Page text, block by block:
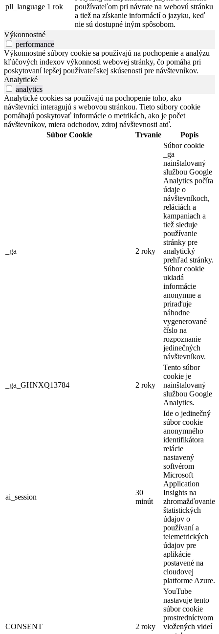
pll_language 1 rok
používateľom pri návrate na webovú stránku
a tiež na získanie informácií o jazyku, keď
nie sú dostupné iným spôsobom.
Výkonnostné
performance
Výkonnostné súbory cookie sa používajú na pochopenie a analýzu
kľúčových indexov výkonnosti webovej stránky, čo pomáha pri
poskytovaní lepšej používateľskej skúsenosti pre návštevníkov.
Analytické
analytics
Analytické cookies sa používajú na pochopenie toho, ako
návštevníci interagujú s webovou stránkou. Tieto súbory cookie
pomáhajú poskytovať informácie o metrikách, ako je počet
návštevníkov, miera odchodov, zdroj návštevnosti atď.
Súbor Cookie
Trvanie Popis
_ga 2 roky
Súbor cookie
_ga
nainštalovaný
službou Google
Analytics počíta
údaje o
návštevníkoch,
reláciách a
kampaniach a
tiež sleduje
používanie
stránky pre
analytický
prehľad stránky.
Súbor cookie
ukladá
informácie
anonymne a
priraďuje
náhodne
vygenerované
číslo na
rozpoznanie
jedinečných
návštevníkov.
_ga_GHNXQ13784 2 roky
Tento súbor
cookie je
nainštalovaný
službou Google
Analytics.
ai_session
30
minút
Ide o jedinečný
súbor cookie
anonymného
identifikátora
relácie
nastavený
softvérom
Microsoft
Application
Insights na
zhromažďovanie
štatistických
údajov o
používaní a
telemetrických
údajov pre
aplikácie
postavené na
cloudovej
platforme Azure.
CONSENT 2 roky
YouTube
nastavuje tento
súbor cookie
prostredníctvom
vložených videí